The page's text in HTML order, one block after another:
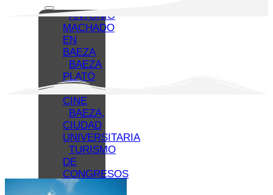
ANTONIO
MACHADO
EN
BAEZA
BAEZA
PLATÓ
CINE
BAEZA,
CIUDAD
UNIVERSITARIA
TURISMO
DE
CONGRESOS
EN